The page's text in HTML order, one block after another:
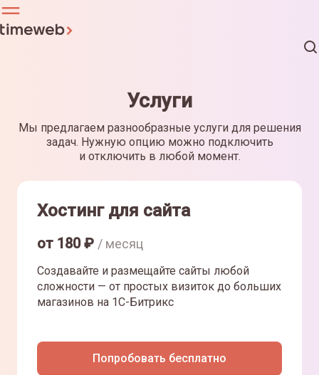
Услуги
Мы предлагаем разнообразные услуги для решения
задач. Нужную опцию можно подключить
и отключить в любой момент.
Хостинг для сайта
от 180₽ / месяц
Создавайте и размещайте сайты любой
сложности — от простых визиток до больших
магазинов на 1С-Битрикс
Попробовать бесплатно